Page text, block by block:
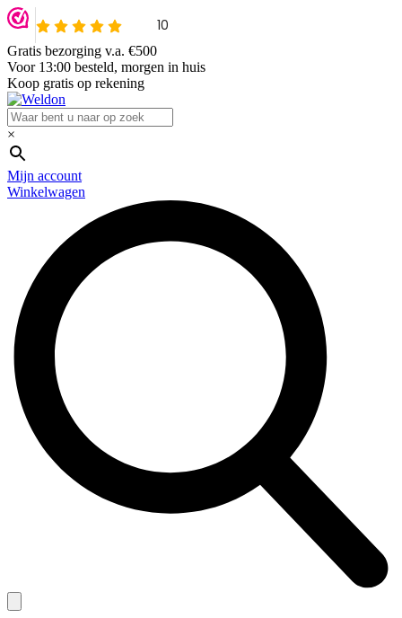
Gratis bezorging v.a. €500
Voor 13:00 besteld, morgen in huis
Koop gratis op rekening
×
Mijn account
Winkelwagen